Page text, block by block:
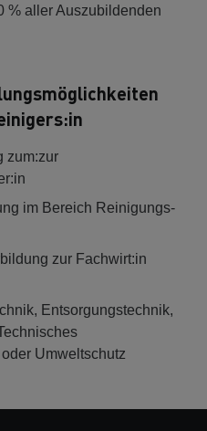
% aller Auszubildenden
zum:zur
im Bereich Reinigungs-
zur Fachwirt:in
Entsorgungstechnik,
Umweltschutz